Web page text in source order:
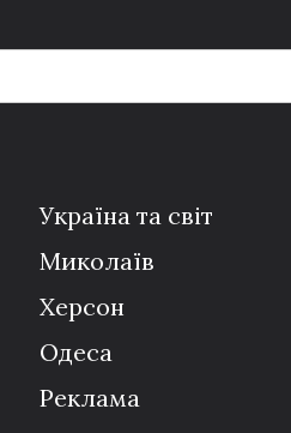
Україна та світ
Миколаїв
Херсон
Одеса
Реклама